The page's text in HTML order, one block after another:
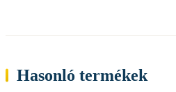
Hasonló termékek